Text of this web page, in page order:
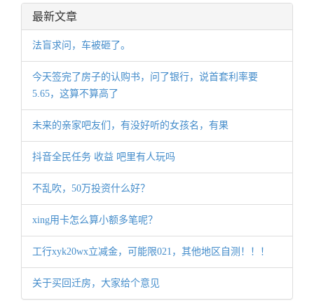
最新文章
法盲求问，车被砸了。
今天签完了房子的认购书，问了银行，说首套利率要
5.65，这算不算高了
未来的亲家吧友们，有没好听的女孩名，有果
抖音全民任务 收益 吧里有人玩吗
不乱吹，50万投资什么好？
xing用卡怎么算小额多笔呢？
工行xyk20wx立减金，可能限021，其他地区自测！！！
关于买回迁房，大家给个意见